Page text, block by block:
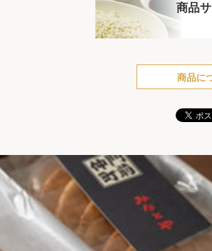
商品
商品に